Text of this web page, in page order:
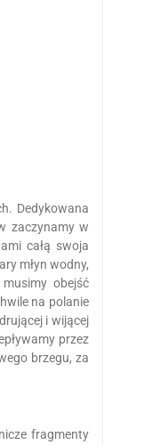
Dedykowana
zaczynamy w
całą swoja
młyn wodny,
obejść
na polanie
i wijącej
przez
brzegu, za
fragmenty